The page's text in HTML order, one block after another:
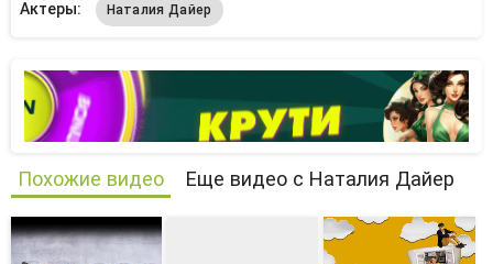
Актеры: Наталия Дайер
Похожие видео Еще видео с Наталия Дайер